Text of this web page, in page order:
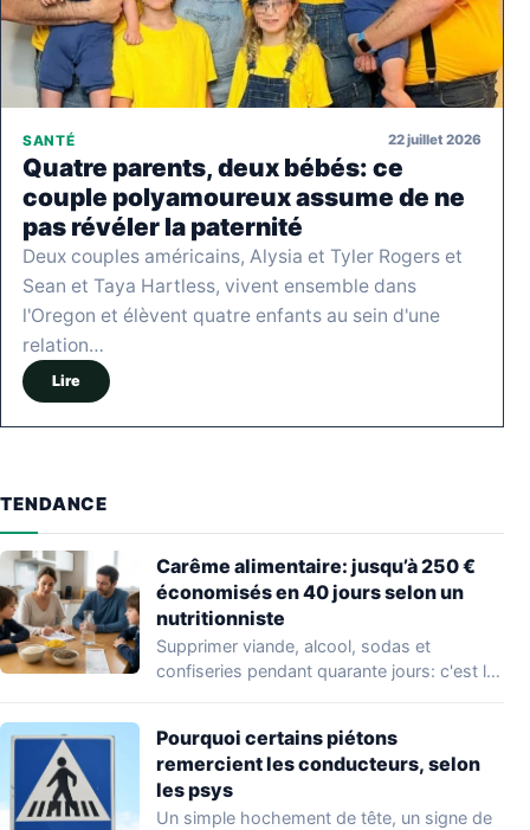
SANTÉ 22 juillet 2026
Quatre parents, deux bébés: ce
couple polyamoureux assume de ne
pas révéler la paternité
Deux couples américains, Alysia et Tyler Rogers et
Sean et Taya Hartless, vivent ensemble dans
l'Oregon et élèvent quatre enfants au sein d'une
relation…
Lire
TENDANCE
Carême alimentaire: jusqu’à 250 €
économisés en 40 jours selon un
nutritionniste
Supprimer viande, alcool, sodas et
confiseries pendant quarante jours: c'est le
Pourquoi certains piétons
remercient les conducteurs, selon
les psys
Un simple hochement de tête, un signe de